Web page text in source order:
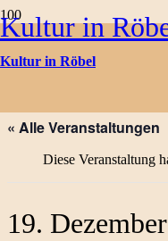
Kultur in
Kultur in Röbel
« Alle Veranstaltungen
Diese Veranstaltung
19.